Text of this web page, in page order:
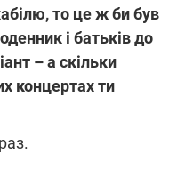
то це ж би був
і батьків до
– а скільки
концертах ти